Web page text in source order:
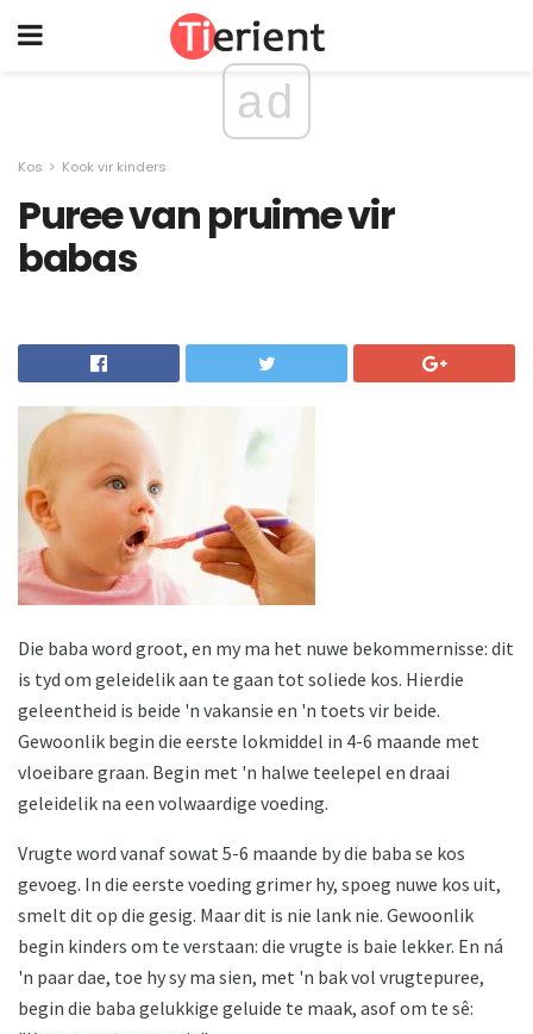
ad
Kos Kook vir kinders
Puree van pruime vir
babas
Die baba word groot, en my ma het nuwe bekommernisse: dit
is tyd om geleidelik aan te gaan tot soliede kos. Hierdie
geleentheid is beide 'n vakansie en 'n toets vir beide.
Gewoonlik begin die eerste lokmiddel in 4-6 maande met
vloeibare graan. Begin met 'n halwe teelepel en draai
geleidelik na een volwaardige voeding.
Vrugte word vanaf sowat 5-6 maande by die baba se kos
gevoeg. In die eerste voeding grimer hy, spoeg nuwe kos uit,
smelt dit op die gesig. Maar dit is nie lank nie. Gewoonlik
begin kinders om te verstaan: die vrugte is baie lekker. En ná
'n paar dae, toe hy sy ma sien, met 'n bak vol vrugtepuree,
begin die baba gelukkige geluide te maak, asof om te sê: